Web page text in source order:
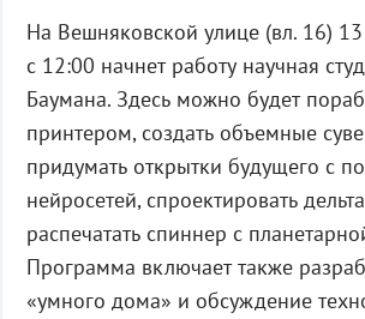
На Вешняковской улице (вл. 16)
с 12:00 начнет работу научная
Баумана. Здесь можно будет
принтером, создать объемные
придумать открытки будущего с
нейросетей, спроектировать
распечатать спиннер с
Программа включает также
«умного дома» и обсуждение